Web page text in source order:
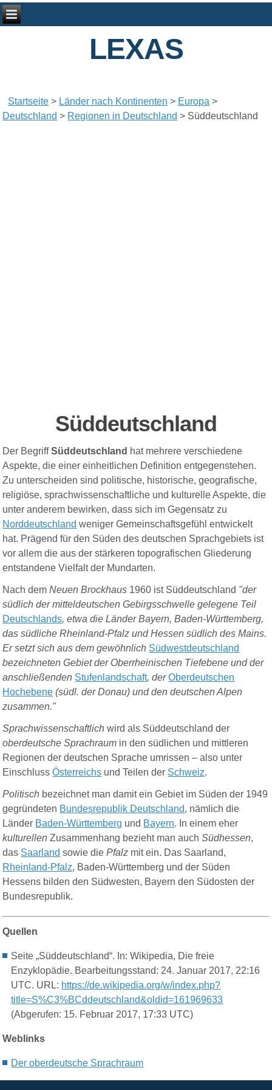
LEXAS
Startseite > Länder nach Kontinenten > Europa >
Deutschland > Regionen in Deutschland > Süddeutschland
Süddeutschland
Der BegriffSüddeutschland hat mehrere verschiedene
Aspekte, die einer einheitlichen Definition entgegenstehen.
Zu unterscheiden sind politische, historische, geografische,
religiöse, sprachwissenschaftliche und kulturelle Aspekte, die
unter anderem bewirken, dass sich im Gegensatz zu
Norddeutschland weniger Gemeinschaftsgefühl entwickelt
hat. Prägend für den Süden des deutschen Sprachgebiets ist
vor allem die aus der stärkeren topografischen Gliederung
entstandene Vielfalt der Mundarten.
Nach demNeuen Brockhaus 1960 ist Süddeutschland "der
südlich der mitteldeutschen Gebirgsschwelle gelegene Teil
Deutschlands, etwa die Länder Bayern, Baden-Württemberg,
das südliche Rheinland-Pfalz und Hessen südlich des Mains.
Er setzt sich aus dem gewöhnlich Südwestdeutschland
bezeichneten Gebiet der Oberrheinischen Tiefebene und der
anschließenden Stufenlandschaft, derOberdeutschen
Hochebene (südl. der Donau) und den deutschen Alpen
zusammen."
Sprachwissenschaftlich wird als Süddeutschland der
oberdeutsche Sprachraum in den südlichen und mittleren
Regionen der deutschen Sprache umrissen – also unter
EinschlussÖsterreichs und Teilen der Schweiz.
Politisch bezeichnet man damit ein Gebiet im Süden der 1949
gegründeten Bundesrepublik Deutschland, nämlich die
Länder Baden-Württemberg und Bayern. In einem eher
kulturellen Zusammenhang bezieht man auchSüdhessen,
das Saarland sowie diePfalz mit ein. Das Saarland,
Rheinland-Pfalz, Baden-Württemberg und der Süden
Hessens bilden den Südwesten, Bayern den Südosten der
Bundesrepublik.
Quellen
Seite „Süddeutschland“. In: Wikipedia, Die freie
Enzyklopädie. Bearbeitungsstand: 24. Januar 2017, 22:16
UTC. URL: https://de.wikipedia.org/w/index.php?
title=S%C3%BCddeutschland&oldid=161969633
(Abgerufen: 15. Februar 2017, 17:33 UTC)
Weblinks
Der oberdeutsche Sprachraum